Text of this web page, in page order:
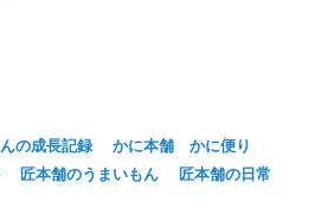
の成長記録
かに本舗 かに便り
匠本舗のうまいもん
匠本舗の日常